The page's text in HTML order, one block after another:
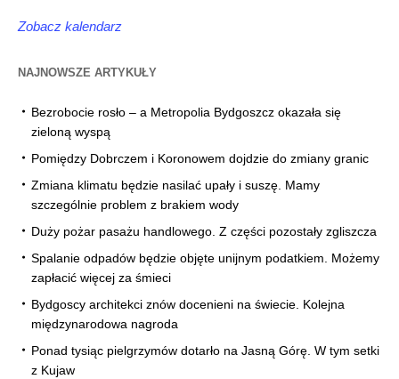
Zobacz kalendarz
NAJNOWSZE ARTYKUŁY
Bezrobocie rosło – a Metropolia Bydgoszcz okazała się
zieloną wyspą
Pomiędzy Dobrczem i Koronowem dojdzie do zmiany granic
Zmiana klimatu będzie nasilać upały i suszę. Mamy
szczególnie problem z brakiem wody
Duży pożar pasażu handlowego. Z części pozostały zgliszcza
Spalanie odpadów będzie objęte unijnym podatkiem. Możemy
zapłacić więcej za śmieci
Bydgoscy architekci znów docenieni na świecie. Kolejna
międzynarodowa nagroda
Ponad tysiąc pielgrzymów dotarło na Jasną Górę. W tym setki
z Kujaw